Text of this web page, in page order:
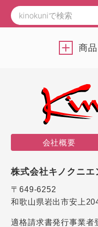
商
会社概要
株式会社キノクニエ
〒649-6252
和歌山県岩出市安上
適格請求書発行事業者